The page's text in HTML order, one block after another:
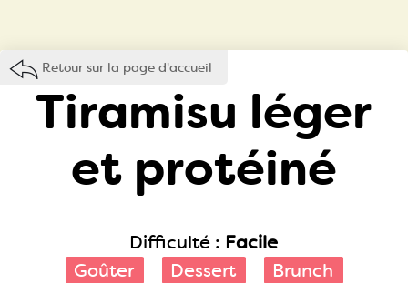
Retour sur la page d'accueil
Tiramisu léger
et protéiné
Difficulté : Facile
Goûter
Dessert Brunch